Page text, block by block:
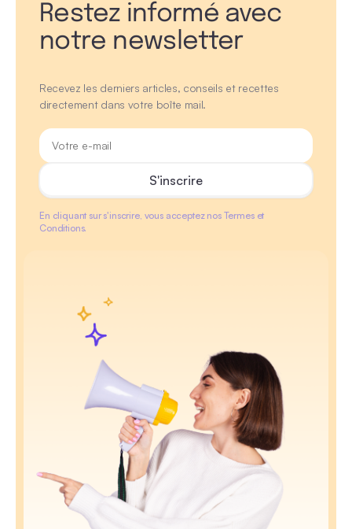
Restez informé avec
notre newsletter
Recevez les derniers articles, conseils et recettes
directement dans votre boîte mail.
En cliquant sur s'inscrire, vous acceptez nos Termes et
Conditions.